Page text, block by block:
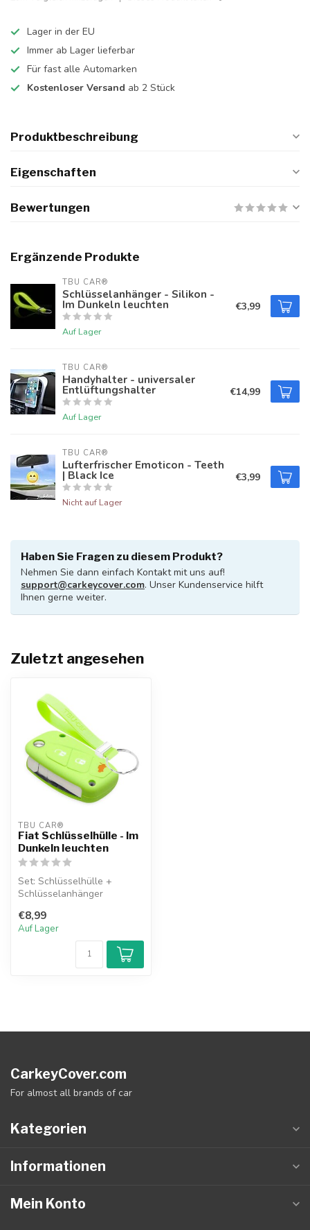
Lager in der EU
Immer ab Lager lieferbar
Für fast alle Automarken
Kostenloser Versand ab 2 Stück
Produktbeschreibung
Eigenschaften
Bewertungen
Ergänzende Produkte
TBU CAR®
Schlüsselanhänger - Silikon -
Im Dunkeln leuchten
Auf Lager
€3,99
TBU CAR®
Handyhalter - universaler
Entlüftungshalter
Auf Lager
€14,99
TBU CAR®
Lufterfrischer Emoticon - Teeth
| Black Ice
Nicht auf Lager
€3,99
Haben Sie Fragen zu diesem Produkt?
Nehmen Sie dann einfach Kontakt mit uns auf!
support@carkeycover.com. Unser Kundenservice hilft
Ihnen gerne weiter.
Zuletzt angesehen
TBU CAR®
Fiat Schlüsselhülle - Im
Dunkeln leuchten
Set: Schlüsselhülle +
Schlüsselanhänger
€8,99
Auf Lager
CarkeyCover.com
For almost all brands of car
Kategorien
Informationen
Mein Konto